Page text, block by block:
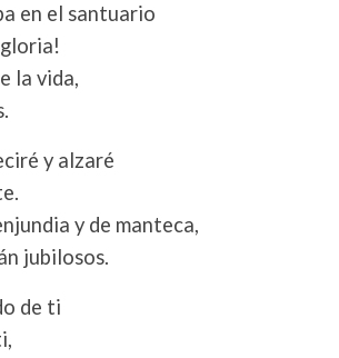
en el santuario
la vida,
y alzaré
y de manteca,
jubilosos.
de ti